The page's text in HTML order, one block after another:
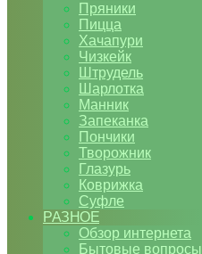
Пряники
Пицца
Хачапури
Чизкейк
Штрудель
Шарлотка
Манник
Запеканка
Пончики
Творожник
Глазурь
Коврижка
Суфле
РАЗНОЕ
Обзор интернета
Бытовые вопросы